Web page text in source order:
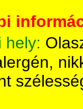
hely: